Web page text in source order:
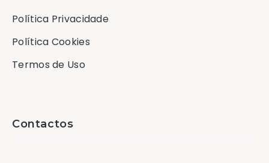
Política Privacidade
Política Cookies
Termos de Uso
Contactos